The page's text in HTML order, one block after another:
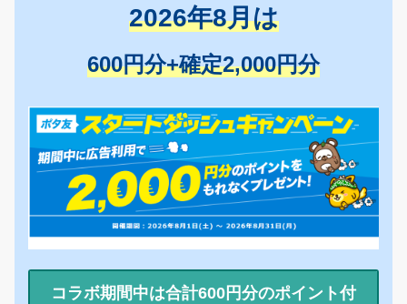
2026年8月は
600円分+確定2,000円分
コラボ期間中は合計600円分のポイント付